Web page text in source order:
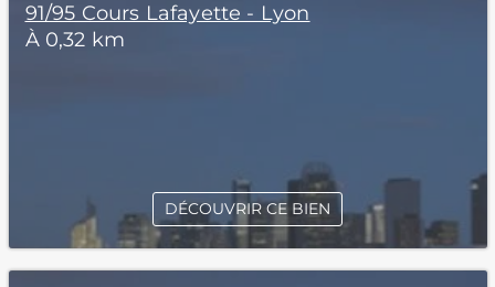
91/95 Cours Lafayette - Lyon
À 0,32 km
DÉCOUVRIR CE BIEN